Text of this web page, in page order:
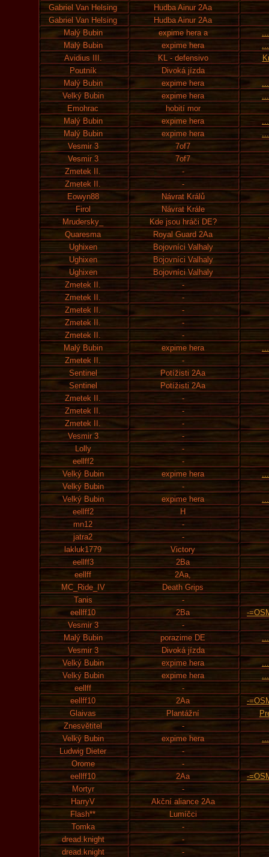
Gabriel Van Helsing
Hudba Ainur 2Aa
Gabriel Van Helsing
Hudba Ainur 2Aa
Malý Bubin
expime hera a
Malý Bubin
expime hera
Avidius III.
KL - defensivo
Poutník
Divoká jízda
Malý Bubin
expime hera
Velký Bubin
expime hera
Emohrac
hobití mor
Malý Bubin
expime hera
Malý Bubin
expime hera
Vesmir 3
7of7
Vesmir 3
7of7
Zmetek II.
-
Zmetek II.
-
Eowyn88
Návrat Králů
Firol
Návrat Krále
Mrudersky_
Kde jsou hráči DE?
Quaresma
Royal Guard 2Aa
Ughixen
Bojovníci Valhaly
Ughixen
Bojovníci Valhaly
Ughixen
Bojovníci Valhaly
Zmetek II.
-
Zmetek II.
-
Zmetek II.
-
Zmetek II.
-
Zmetek II.
-
Malý Bubin
expime hera
Zmetek II.
-
Sentinel
Potížisti 2Aa
Sentinel
Potížisti 2Aa
Zmetek II.
-
Zmetek II.
-
Zmetek II.
-
Vesmir 3
-
Lolly
-
eellff2
-
Velký Bubin
expime hera
Velký Bubin
-
Velký Bubin
expime hera
eellff2
H
mn12
-
jatra2
-
lakluk1779
Victory
eellff3
2Ba
eellff
2Aa,
MC_Ride_IV
Death Grips
Tanis
-
eellff10
2Ba
-
Vesmir 3
-
Malý Bubin
porazime DE
Vesmir 3
Divoká jízda
Velký Bubin
expime hera
Velký Bubin
expime hera
eellff
-
eellff10
2Aa
-
Glaivas
Plantážní
Znesvětitel
-
Velký Bubin
expime hera
Ludwig Dieter
-
Orome
-
eellff10
2Aa
-
Mortyr
-
HarryV
Akční aliance 2Aa
Flash**
Lumíčci
Tomka
-
dread.knight
-
dread.knight
-